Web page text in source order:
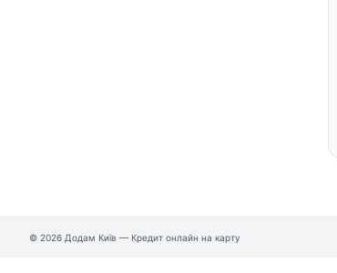
© 2026 Додам Київ — Кредит онлайн на карту